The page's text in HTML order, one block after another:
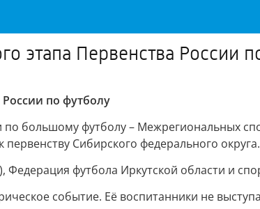
этапа Первенства России
по футболу
большому футболу – Межрегиональных
Сибирского федерального округа.
футбола Иркутской области и
событие. Её воспитанники не